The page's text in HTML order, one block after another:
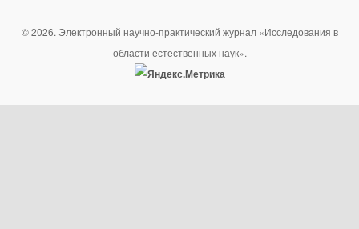
© 2026. Электронный научно-практический журнал «Исследования в
области естественных наук».